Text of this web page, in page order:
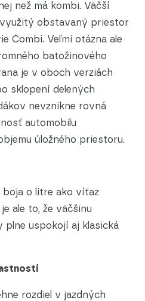
než má kombi. Väčší
obstavaný priestor
Combi. Veľmi otázna ale
batožinového
je v oboch verziách
sklopení delených
nevznikne rovná
automobilu
úložného priestoru.
boja o litre ako víťaz
ale to, že väčšinu
uspokojí aj klasická
rozdiel v jazdných